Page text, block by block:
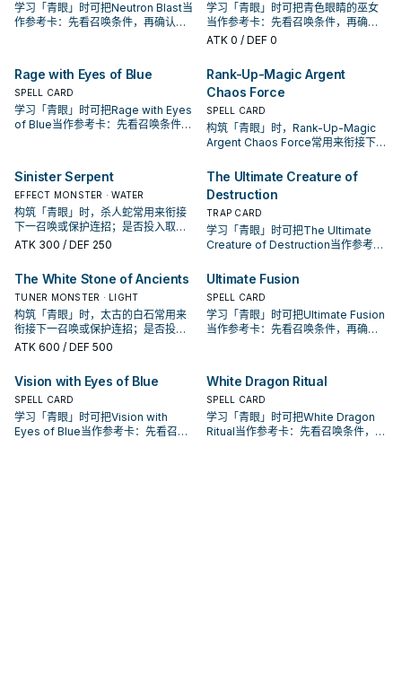
学习「青眼」时可把Neutron Blast当
作参考卡：先看召唤条件，再确认它
学习「青眼」时可把青色眼睛的巫女
当作参考卡：先看召唤条件，再确认
它是起手、展开还是收益卡。
ATK 0 / DEF 0
Rage with Eyes of Blue
SPELL CARD
学习「青眼」时可把Rage with Eyes
of Blue当作参考卡：先看召唤条件，
Rank-Up-Magic Argent
Chaos Force
SPELL CARD
构筑「青眼」时，Rank-Up-Magic
Argent Chaos Force常用来衔接下一
的手坑／解场配置。
Sinister Serpent
EFFECT MONSTER · WATER
构筑「青眼」时，杀人蛇常用来衔接
下一召唤或保护连招；是否投入取决
于你的手坑／解场配置。
ATK 300 / DEF 250
The Ultimate Creature of
Destruction
TRAP CARD
学习「青眼」时可把The Ultimate
Creature of Destruction当作参考
手、展开还是收益卡。
The White Stone of Ancients
TUNER MONSTER · LIGHT
构筑「青眼」时，太古的白石常用来
衔接下一召唤或保护连招；是否投入
取决于你的手坑／解场配置。
ATK 600 / DEF 500
Ultimate Fusion
SPELL CARD
学习「青眼」时可把Ultimate Fusion
当作参考卡：先看召唤条件，再确认
Vision with Eyes of Blue
SPELL CARD
学习「青眼」时可把Vision with
Eyes of Blue当作参考卡：先看召唤
White Dragon Ritual
SPELL CARD
学习「青眼」时可把White Dragon
Ritual当作参考卡：先看召唤条件，再